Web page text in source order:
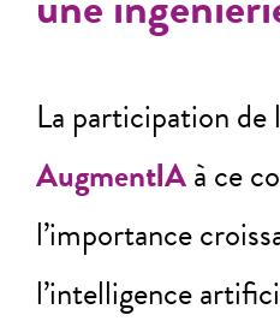
La participation de
AugmentIAà ce
l’importance
l’intelligence